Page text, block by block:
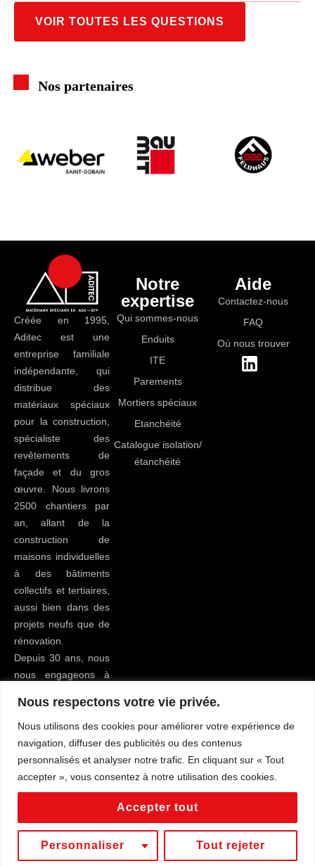
Nous respectons votre vie privée.
Nous utilisons des cookies pour améliorer votre expérience de
navigation, diffuser des publicités ou des contenus
personnalisés et analyser notre trafic. En cliquant sur « Tout
accepter », vous consentez à notre utilisation des cookies.
Personnaliser Tout rejeter
Accepter tout
VOIR TOUTES LES QUESTIONS
Nos partenaires
Créée en 1995,
Aditec est une
entreprise familiale
indépendante, qui
distribue des
matériaux spéciaux
pour la construction,
spécialiste des
revêtements de
façade et du gros
œuvre. Nous livrons
2500 chantiers par
an, allant de la
construction de
maisons individuelles
à des bâtiments
collectifs et tertiaires,
aussi bien dans des
projets neufs que de
rénovation.
Depuis 30 ans, nous
nous engageons à
service possible à
tous nos clients du
bâtiment pour leur
faciliter la vie.
Notre
expertise
Qui sommes-nous
Enduits
ITE
Parements
Mortiers spéciaux
Etanchéité
Catalogue isolation/
étanchéité
Aide
Contactez-nous
FAQ
Où nous trouver
Politique de confidentialité